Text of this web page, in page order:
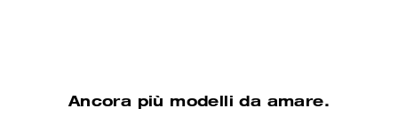
Ancora più modelli da amare.